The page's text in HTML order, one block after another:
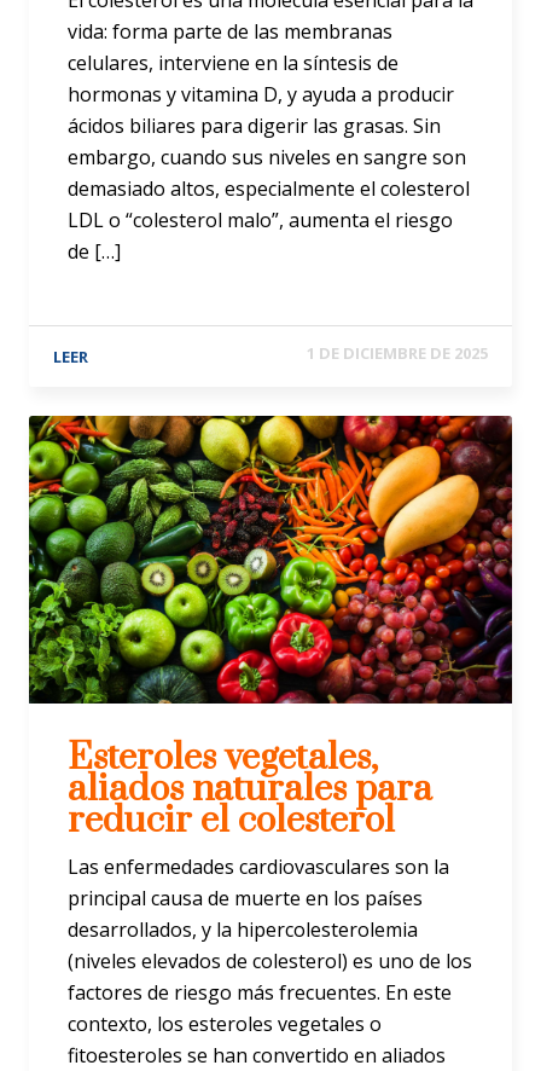
vida: forma parte de las membranas
celulares, interviene en la síntesis de
hormonas y vitamina D, y ayuda a producir
ácidos biliares para digerir las grasas. Sin
embargo, cuando sus niveles en sangre son
demasiado altos, especialmente el colesterol
LDL o “colesterol malo”, aumenta el riesgo
de […]
LEER 1 DE DICIEMBRE DE 2025
Esteroles vegetales,
aliados naturales para
reducir el colesterol
Las enfermedades cardiovasculares son la
principal causa de muerte en los países
desarrollados, y la hipercolesterolemia
(niveles elevados de colesterol) es uno de los
factores de riesgo más frecuentes. En este
contexto, los esteroles vegetales o
fitoesteroles se han convertido en aliados